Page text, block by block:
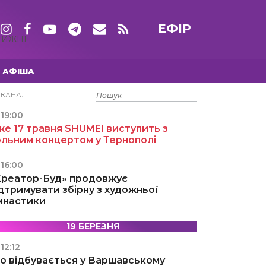
ЕФІР
АФІША
15 ТРАВНЯ
19:00
17 травня SHUMEI виступить з
концертом у Тернополі
16:00
Буд» продовжує
збірну з художньої
19 БЕРЕЗНЯ
12:12
відбувається у Варшавському